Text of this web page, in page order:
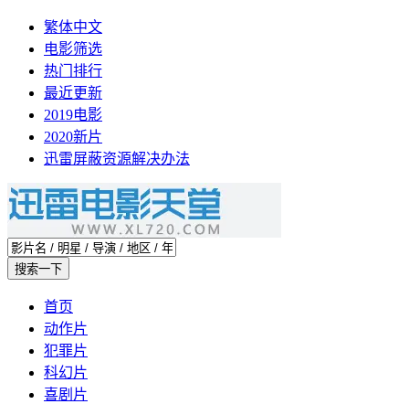
繁体中文
电影筛选
热门排行
最近更新
2019电影
2020新片
迅雷屏蔽资源解决办法
首页
动作片
犯罪片
科幻片
喜剧片